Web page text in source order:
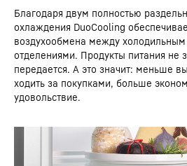
Благодаря двум полностью
охлаждения DuoCooling
воздухообмена между
отделениями. Продукты питания не
передается. А это значит: меньше
ходить за покупками, больше
удовольствие.